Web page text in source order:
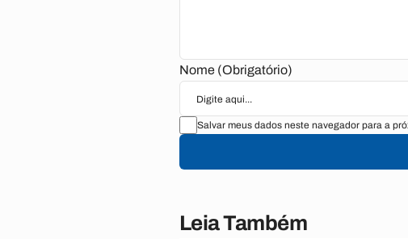
Nome (Obrigatório)
Salvar meus dados neste navegador para a
Leia Também